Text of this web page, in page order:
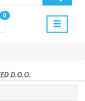
0
korišćenja i
PoweredByAsus
D.O.O.